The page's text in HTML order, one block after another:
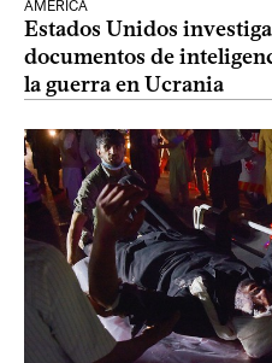
AMÉRICA
Estados Unidos
documentos de
la guerra en Ucrania